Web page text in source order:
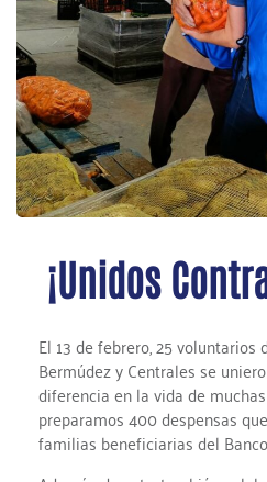
¡Unidos
El 13 de febrero, 25 voluntarios
Bermúdez y Centrales se
diferencia en la vida de
preparamos 400 despensas
familias beneficiarias del